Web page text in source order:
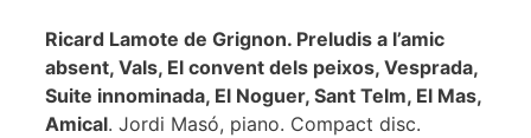
Ricard Lamote de Grignon. Preludis a l’amic
absent, Vals, El convent dels peixos, Vesprada,
Suite innominada, El Noguer, Sant Telm, El Mas,
Amical. Jordi Masó, piano. Compact disc.